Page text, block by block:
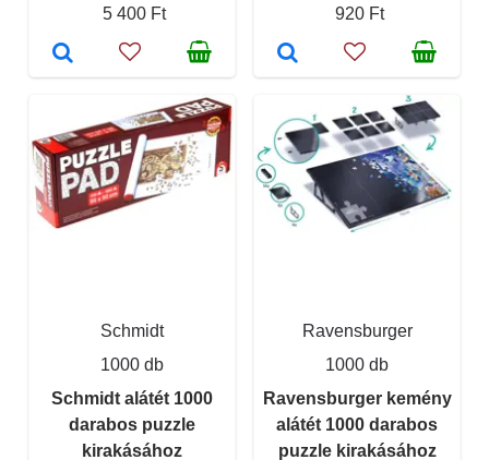
5 400 Ft
920 Ft
Schmidt
1000 db
Schmidt alátét 1000
darabos puzzle
kirakásához
Ravensburger
1000 db
Ravensburger kemény
alátét 1000 darabos
puzzle kirakásához